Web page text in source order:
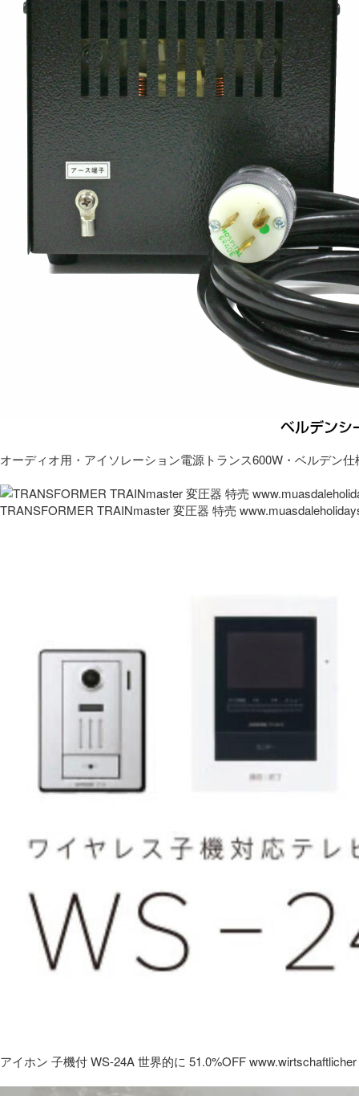
オーディオ用・アイソレーション電源トランス600W・ベルデン仕
TRANSFORMER TRAINmaster 変圧器 特売
アイホン 子機付 WS-24A 世界的に 51.0%OFF www.wirtschaftlicher